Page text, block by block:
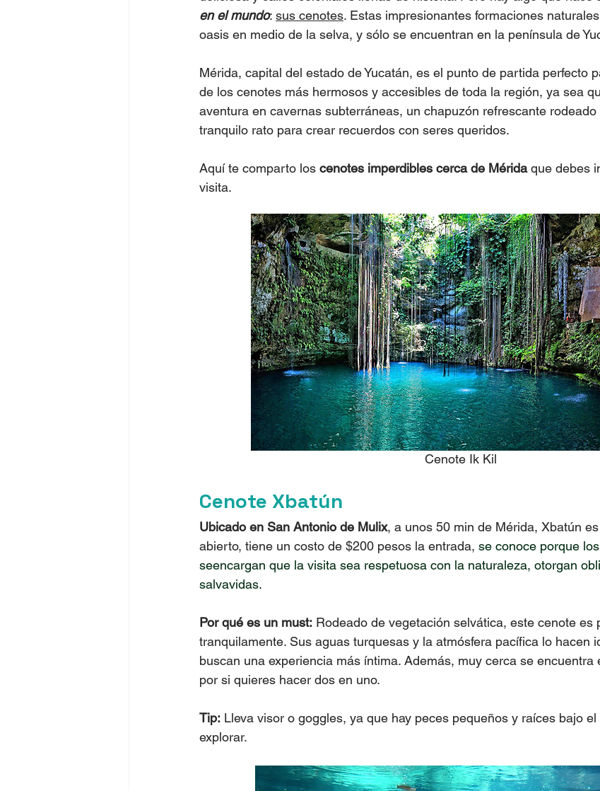
en el mundo: sus cenotes. Estas impresionantes formaciones
oasis en medio de la selva, y sólo se encuentran en la península de
Mérida, capital del estado de Yucatán, es el punto de partida perfecto
de los cenotes más hermosos y accesibles de toda la región, ya sea
aventura en cavernas subterráneas, un chapuzón refrescante
tranquilo rato para crear recuerdos con seres queridos.
Aquí te comparto los cenotes imperdibles cerca de Mérida que debes
visita.
Cenote Ik Kil
Cenote Xbatún
Ubicado en San Antonio de Mulix, a unos 50 min de Mérida, Xbatún
abierto, tiene un costo de $200 pesos la entrada, se conoce porque
seencargan que la visita sea respetuosa con la naturaleza, otorgan
salvavidas.
Por qué es un must: Rodeado de vegetación selvática, este cenote es
tranquilamente. Sus aguas turquesas y la atmósfera pacífica lo hacen
buscan una experiencia más íntima. Además, muy cerca se encuentra
por si quieres hacer dos en uno.
Tip: Lleva visor o goggles, ya que hay peces pequeños y raíces bajo
explorar.